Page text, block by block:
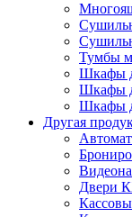
Тумбы
Шкафы
Шкафы
Шкафы
Другая
Двери